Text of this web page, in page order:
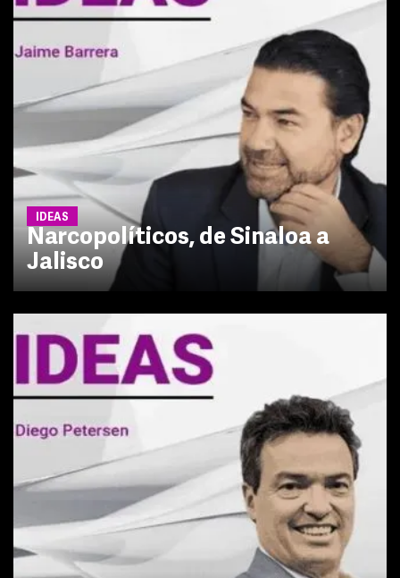
IDEAS
Narcopolíticos, de Sinaloa a
Jalisco